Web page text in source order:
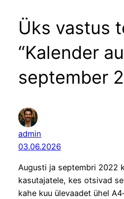
Üks vastus
“Kalender
september
admin
03.06.2026
Augusti ja septembri 2022
kasutajatele, kes otsivad
kahe kuu ülevaadet ühel